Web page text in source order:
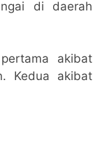
di daerah
akibat
Kedua akibat